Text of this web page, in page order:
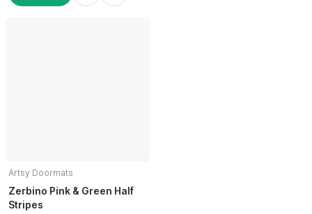
Artsy Doormats
Zerbino Pink & Green Half
Stripes